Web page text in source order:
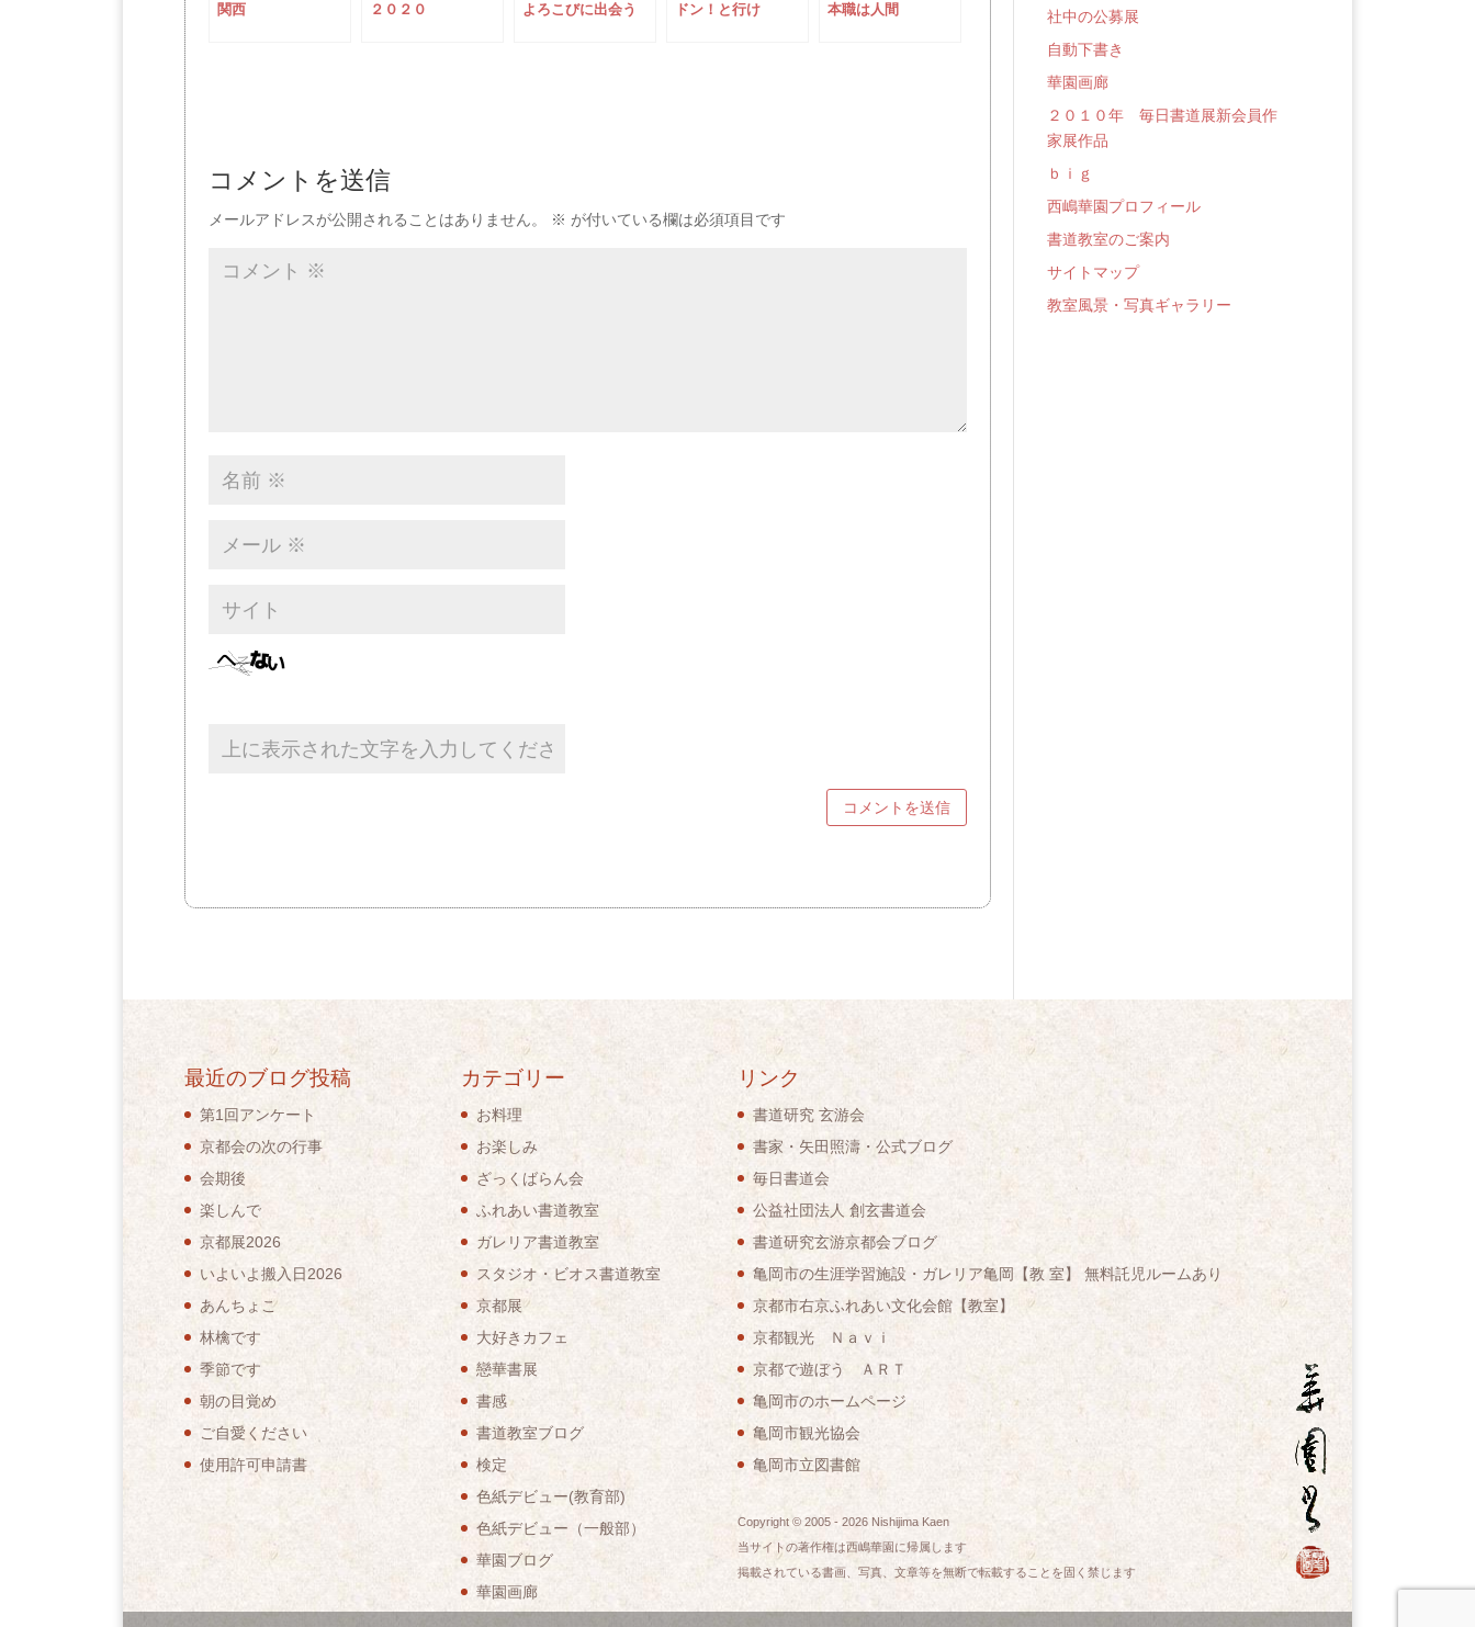
関西 ２０２０ よろこびに出会う ドン！と行け 本職は人間
コメントを送信
メールアドレスが公開されることはありません。 ※ が付いている欄は必須項目です
社中の公募展
自動下書き
華園画廊
２０１０年 毎日書道展新会員作
家展作品
ｂｉｇ
西嶋華園プロフィール
書道教室のご案内
サイトマップ
教室風景・写真ギャラリー
最近のブログ投稿
第1回アンケート
京都会の次の行事
会期後
楽しんで
京都展2026
いよいよ搬入日2026
あんちょこ
林檎です
季節です
朝の目覚め
ご自愛ください
使用許可申請書
カテゴリー
お料理
お楽しみ
ざっくばらん会
ふれあい書道教室
ガレリア書道教室
スタジオ・ビオス書道教室
京都展
大好きカフェ
戀華書展
書感
書道教室ブログ
検定
色紙デビュー(教育部)
色紙デビュー（一般部）
華園ブログ
華園画廊
リンク
書道研究 玄游会
書家・矢田照濤・公式ブログ
毎日書道会
公益社団法人 創玄書道会
書道研究玄游京都会ブログ
亀岡市の生涯学習施設・ガレリア亀岡【教 室】 無料託児ルームあり
京都市右京ふれあい文化会館【教室】
京都観光 Ｎａｖｉ
京都で遊ぼう ＡＲＴ
亀岡市のホームページ
亀岡市観光協会
亀岡市立図書館
Copyright © 2005 - 2026 Nishijima Kaen
当サイトの著作権は西嶋華園に帰属します
掲載されている書画、写真、文章等を無断で転載することを固く禁じます